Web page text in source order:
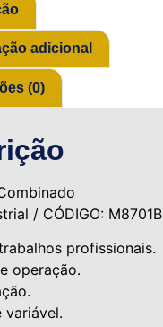
adicional
(0)
/ CÓDIGO: M8701B
profissionais.
operação.
variável.